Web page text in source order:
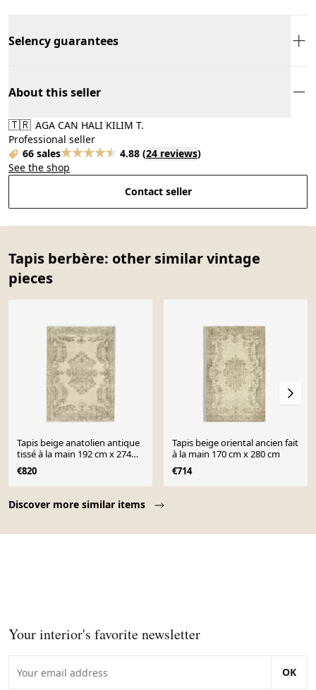
Selency guarantees
About this seller
🇹🇷 AGA CAN HALI KILIM T.
Professional seller
66 sales
4.88 (24 reviews)
See the shop
Contact seller
Tapis berbère: other similar vintage
pieces
Discover more similar items
Tapis beige anatolien antique
tissé à la main 192 cm x 274
cm
€820
Tapis beige oriental ancien fait
à la main 170 cm x 280 cm
€714
Your interior's favorite newsletter
OK